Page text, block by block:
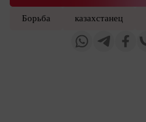
Борьба казахстанец